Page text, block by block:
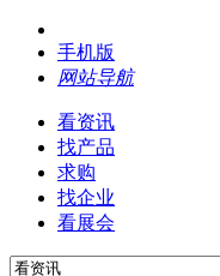
手机版
网站导航
看资讯
找产品
求购
找企业
看展会